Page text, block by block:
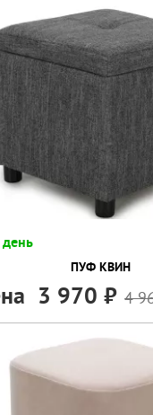
ПУФ КВИН
3 970 4